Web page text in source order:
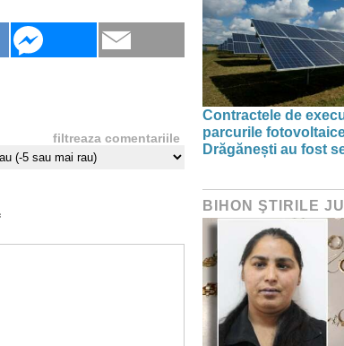
filtreaza comentariile
Contractele de
parcurile
Drăgănești au fost
BIHON ŞTIRILE